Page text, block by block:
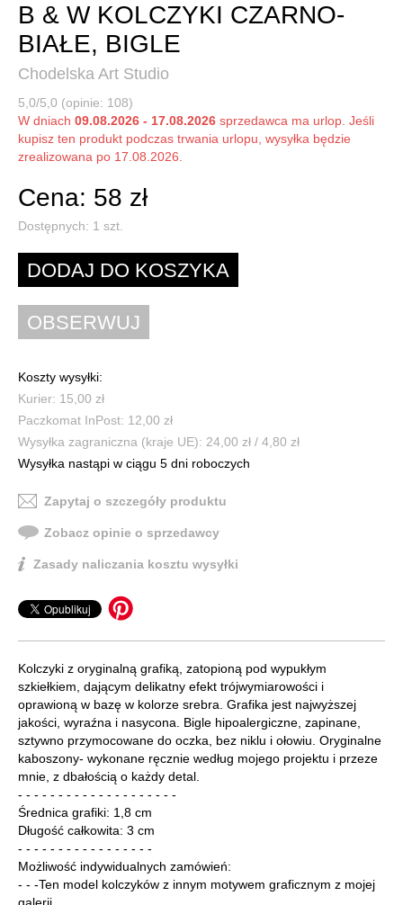
B & W KOLCZYKI CZARNO-
BIAŁE, BIGLE
Chodelska Art Studio
5,0/5,0 (opinie: 108)
W dniach 09.08.2026 - 17.08.2026 sprzedawca ma urlop. Jeśli
kupisz ten produkt podczas trwania urlopu, wysyłka będzie
zrealizowana po 17.08.2026.
Cena: 58 zł
Dostępnych: 1 szt.
Koszty wysyłki:
Kurier: 15,00 zł
Paczkomat InPost: 12,00 zł
Wysyłka zagraniczna (kraje UE): 24,00 zł / 4,80 zł
Wysyłka nastąpi w ciągu 5 dni roboczych
Zapytaj o szczegóły produktu
Zobacz opinie o sprzedawcy
Zasady naliczania kosztu wysyłki
Kolczyki z oryginalną grafiką, zatopioną pod wypukłym
szkiełkiem, dającym delikatny efekt trójwymiarowości i
oprawioną w bazę w kolorze srebra. Grafika jest najwyższej
jakości, wyraźna i nasycona. Bigle hipoalergiczne, zapinane,
sztywno przymocowane do oczka, bez niklu i ołowiu. Oryginalne
kaboszony- wykonane ręcznie według mojego projektu i przeze
mnie, z dbałością o każdy detal.
- - - - - - - - - - - - - - - - - - - -
Średnica grafiki: 1,8 cm
Długość całkowita: 3 cm
- - - - - - - - - - - - - - - - -
Możliwość indywidualnych zamówień:
- - -Ten model kolczyków z innym motywem graficznym z mojej